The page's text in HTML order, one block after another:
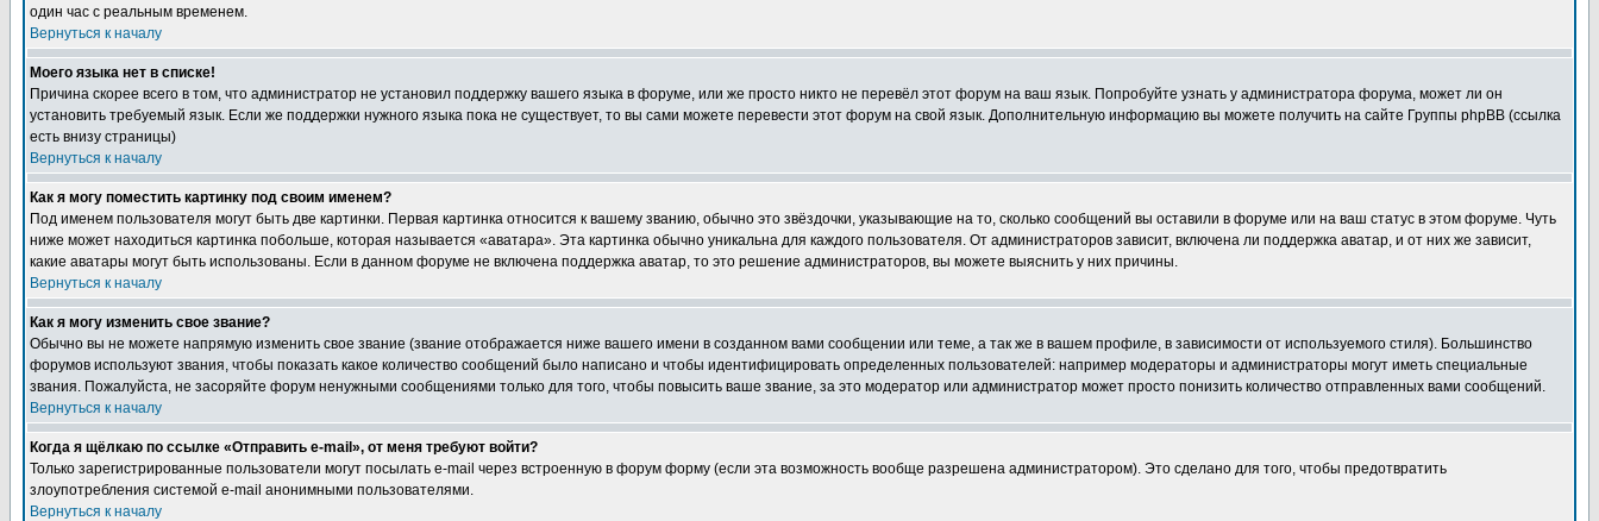
один час с реальным временем.
Вернуться к началу
Моего языка нет в списке!
Причина скорее всего в том, что администратор не установил поддержку вашего языка в форуме, или же просто никто не перевёл этот форум на ваш язык. Попробуйте узнать у администратора форума, может ли он
установить требуемый язык. Если же поддержки нужного языка пока не существует, то вы сами можете перевести этот форум на свой язык. Дополнительную информацию вы можете получить на сайте Группы phpBB (ссылка
есть внизу страницы)
Вернуться к началу
Как я могу поместить картинку под своим именем?
Под именем пользователя могут быть две картинки. Первая картинка относится к вашему званию, обычно это звёздочки, указывающие на то, сколько сообщений вы оставили в форуме или на ваш статус в этом форуме. Чуть
ниже может находиться картинка побольше, которая называется «аватара». Эта картинка обычно уникальна для каждого пользователя. От администраторов зависит, включена ли поддержка аватар, и от них же зависит,
какие аватары могут быть использованы. Если в данном форуме не включена поддержка аватар, то это решение администраторов, вы можете выяснить у них причины.
Вернуться к началу
Как я могу изменить свое звание?
Обычно вы не можете напрямую изменить свое звание (звание отображается ниже вашего имени в созданном вами сообщении или теме, а так же в вашем профиле, в зависимости от используемого стиля). Большинство
форумов используют звания, чтобы показать какое количество сообщений было написано и чтобы идентифицировать определенных пользователей: например модераторы и администраторы могут иметь специальные
звания. Пожалуйста, не засоряйте форум ненужными сообщениями только для того, чтобы повысить ваше звание, за это модератор или администратор может просто понизить количество отправленных вами сообщений.
Вернуться к началу
Когда я щёлкаю по ссылке «Отправить e-mail», от меня требуют войти?
Только зарегистрированные пользователи могут посылать e-mail через встроенную в форум форму (если эта возможность вообще разрешена администратором). Это сделано для того, чтобы предотвратить
злоупотребления системой e-mail анонимными пользователями.
Вернуться к началу